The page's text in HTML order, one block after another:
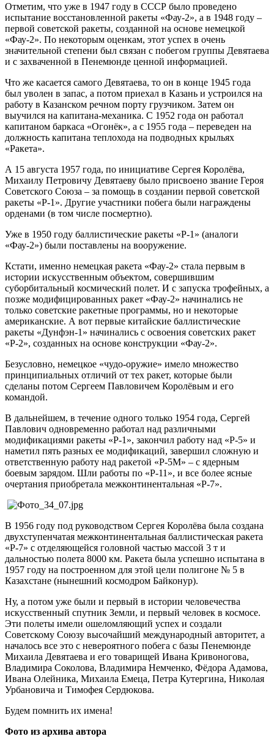
Отметим, что уже в 1947 году в СССР было проведено
испытание восстановленной ракеты «Фау-2», а в 1948 году –
первой советской ракеты, созданной на основе немецкой
«Фау-2». По некоторым оценкам, этот успех в очень
значительной степени был связан с побегом группы Девятаева
и с захваченной в Пенемюнде ценной информацией.
Что же касается самого Девятаева, то он в конце 1945 года
был уволен в запас, а потом приехал в Казань и устроился на
работу в Казанском речном порту грузчиком. Затем он
выучился на капитана-механика. С 1952 года он работал
капитаном баркаса «Огонёк», а с 1955 года – переведен на
должность капитана теплохода на подводных крыльях
«Ракета».
А 15 августа 1957 года, по инициативе Сергея Королёва,
Михаилу Петровичу Девятаеву было присвоено звание Героя
Советского Союза – за помощь в создании первой советской
ракеты «Р-1». Другие участники побега были награждены
орденами (в том числе посмертно).
Уже в 1950 году баллистические ракеты «Р-1» (аналоги
«Фау-2») были поставлены на вооружение.
Кстати, именно немецкая ракета «Фау-2» стала первым в
истории искусственным объектом, совершившим
суборбитальный космический полет. И с запуска трофейных, а
позже модифицированных ракет «Фау-2» начинались не
только советские ракетные программы, но и некоторые
американские. А вот первые китайские баллистические
ракеты «Дунфэн-1» начинались с освоения советских ракет
«Р-2», созданных на основе конструкции «Фау-2».
Безусловно, немецкое «чудо-оружие» имело множество
принципиальных отличий от тех ракет, которые были
сделаны потом Сергеем Павловичем Королёвым и его
командой.
В дальнейшем, в течение одного только 1954 года, Сергей
Павлович одновременно работал над различными
модификациями ракеты «Р-1», закончил работу над «Р-5» и
наметил пять разных ее модификаций, завершил сложную и
ответственную работу над ракетой «Р-5М» – с ядерным
боевым зарядом. Шли работы по «Р-11», и все более ясные
очертания приобретала межконтинентальная «Р-7».
В 1956 году под руководством Сергея Королёва была создана
двухступенчатая межконтинентальная баллистическая ракета
«Р-7» с отделяющейся головной частью массой 3 т и
дальностью полета 8000 км. Ракета была успешно испытана в
1957 году на построенном для этой цели полигоне № 5 в
Казахстане (нынешний космодром Байконур).
Ну, а потом уже были и первый в истории человечества
искусственный спутник Земли, и первый человек в космосе.
Эти полеты имели ошеломляющий успех и создали
Советскому Союзу высочайший международный авторитет, а
началось все это с невероятного побега с базы Пенемюнде
Михаила Девятаева и его товарищей Ивана Кривоногова,
Владимира Соколова, Владимира Немченко, Фёдора Адамова,
Ивана Олейника, Михаила Емеца, Петра Кутергина, Николая
Урбановича и Тимофея Сердюкова.
Будем помнить их имена!
Фото из архива автора